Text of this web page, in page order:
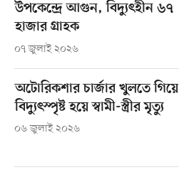
উপকেন্দ্রে আগুন, বিদ্যুৎহীন ৬৭
হাজার গ্রাহক
০৭ জুলাই ২০২৬
অটোরিকশার চার্জার খুলতে গিয়ে
বিদ্যুৎস্পৃষ্ট হয়ে স্বামী-স্ত্রীর মৃত্যু
০৬ জুলাই ২০২৬